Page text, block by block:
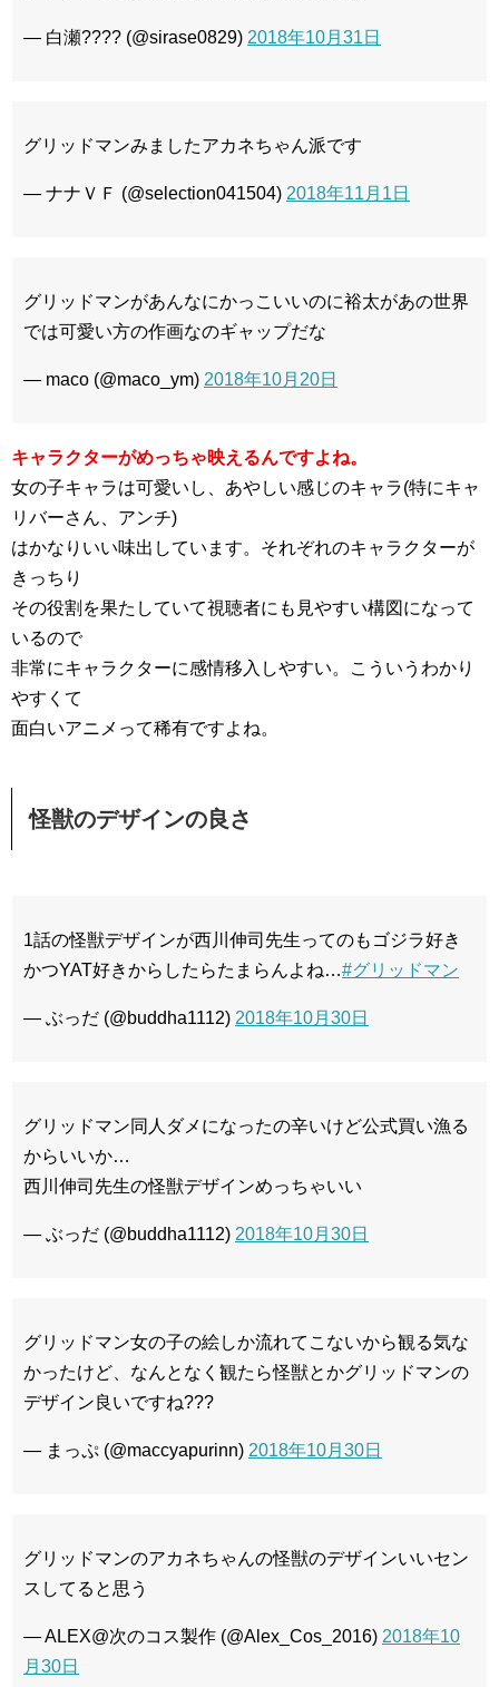
— 白瀬???? (@sirase0829) 2018年10月31日
グリッドマンみましたアカネちゃん派です
— ナナＶＦ (@selection041504) 2018年11月1日
グリッドマンがあんなにかっこいいのに裕太があの世界
では可愛い方の作画なのギャップだな
— maco (@maco_ym) 2018年10月20日
キャラクターがめっちゃ映えるんですよね。
女の子キャラは可愛いし、あやしい感じのキャラ(特にキャ
リバーさん、アンチ)
はかなりいい味出しています。それぞれのキャラクターが
きっちり
その役割を果たしていて視聴者にも見やすい構図になって
いるので
非常にキャラクターに感情移入しやすい。こういうわかり
やすくて
面白いアニメって稀有ですよね。
怪獣のデザインの良さ
1話の怪獣デザインが西川伸司先生ってのもゴジラ好き
かつYAT好きからしたらたまらんよね…#グリッドマン
— ぶっだ (@buddha1112) 2018年10月30日
グリッドマン同人ダメになったの辛いけど公式買い漁る
からいいか…
西川伸司先生の怪獣デザインめっちゃいい
— ぶっだ (@buddha1112) 2018年10月30日
グリッドマン女の子の絵しか流れてこないから観る気な
かったけど、なんとなく観たら怪獣とかグリッドマンの
デザイン良いですね???
— まっぷ (@maccyapurinn) 2018年10月30日
グリッドマンのアカネちゃんの怪獣のデザインいいセン
スしてると思う
— ALEX@次のコス製作 (@Alex_Cos_2016) 2018年10
月30日